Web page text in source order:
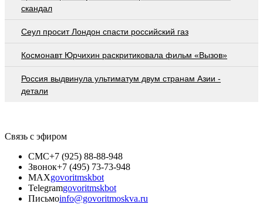
скандал
Сеул просит Лондон спасти российский газ
Космонавт Юрчихин раскритиковала фильм «Вызов»
Россия выдвинула ультиматум двум странам Азии -
детали
Связь с эфиром
СМС+7 (925) 88-88-948
Звонок+7 (495) 73-73-948
MAXgovoritmskbot
Telegramgovoritmskbot
Письмоinfo@govoritmoskva.ru